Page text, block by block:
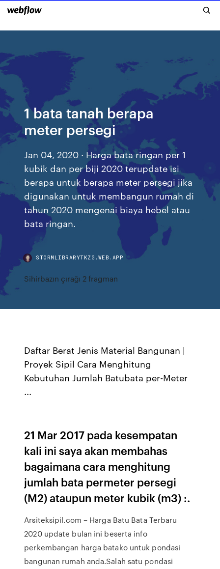
1 bata tanah berapa
meter persegi
Jan 04, 2020 · Harga bata ringan per 1
kubik dan per biji 2020 terupdate isi
berapa untuk berapa meter persegi jika
digunakan untuk membangun rumah di
tahun 2020 mengenai biaya hebel atau
bata ringan.
STORMLIBRARYTKZG.WEB.APP
Sihirbazın çırağı 2 fragman
Daftar Berat Jenis Material Bangunan |
Proyek Sipil Cara Menghitung
Kebutuhan Jumlah Batubata per-Meter
...
21 Mar 2017 pada kesempatan
kali ini saya akan membahas
bagaimana cara menghitung
jumlah bata permeter persegi
(M2) ataupun meter kubik (m3) :.
Arsiteksipil.com – Harga Batu Bata Terbaru
2020 update bulan ini beserta info
perkembangan harga batako untuk pondasi
bangunan rumah anda.Salah satu pondasi